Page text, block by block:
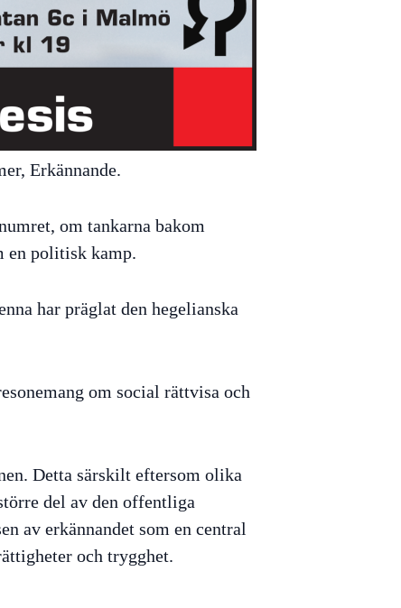
Erkännande.
om tankarna bakom
en politisk kamp.
har präglat den hegelianska
om social rättvisa och
Detta särskilt eftersom olika
del av den offentliga
av erkännandet som en central
och trygghet.